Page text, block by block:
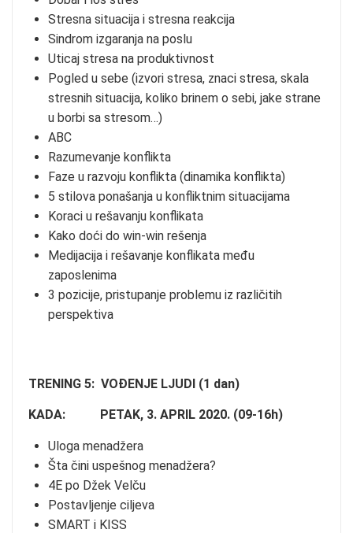
Stresna situacija i stresna reakcija
Sindrom izgaranja na poslu
Uticaj stresa na produktivnost
Pogled u sebe (izvori stresa, znaci stresa, skala
stresnih situacija, koliko brinem o sebi, jake strane
u borbi sa stresom…)
ABC
Razumevanje konflikta
Faze u razvoju konflikta (dinamika konflikta)
5 stilova ponašanja u konfliktnim situacijama
Koraci u rešavanju konflikata
Kako doći do win-win rešenja
Medijacija i rešavanje konflikata među
zaposlenima
3 pozicije, pristupanje problemu iz različitih
perspektiva
TRENING 5: VOĐENJE LJUDI (1 dan)
KADA: PETAK, 3. APRIL 2020. (09-16h)
Uloga menadžera
Šta čini uspešnog menadžera?
4E po Džek Velču
Postavljenje ciljeva
SMART i KISS